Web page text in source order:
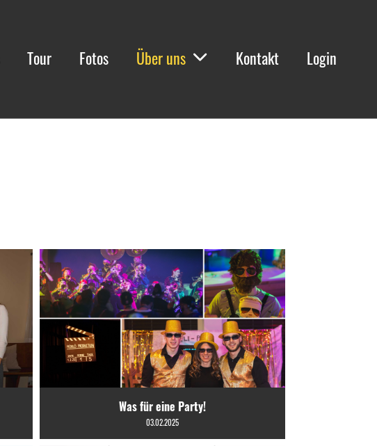
Tour Fotos Über uns Kontakt Login
Was für eine Party!
03.02.2025